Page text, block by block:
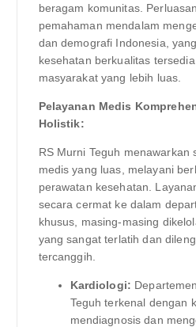
beragam komunitas.
pemahaman mendalam
dan demografi Indonesia,
kesehatan berkualitas
masyarakat yang lebih luas.
Pelayanan Medis
Holistik:
RS Murni Teguh menawarkan
medis yang luas, melayani
perawatan kesehatan.
secara cermat ke dalam
khusus, masing-masing
yang sangat terlatih dan
tercanggih.
Kardiologi:
Teguh terkenal dengan
mendiagnosis dan